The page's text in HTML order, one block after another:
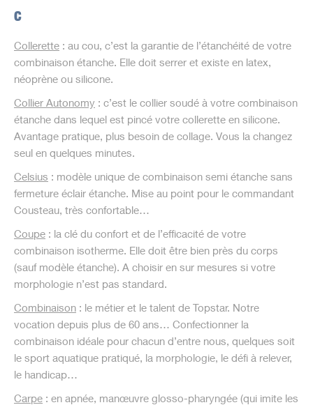
C
Collerette : au cou, c’est la garantie de l’étanchéité de votre
combinaison étanche. Elle doit serrer et existe en latex,
néoprène ou silicone.
Collier Autonomy : c’est le collier soudé à votre combinaison
étanche dans lequel est pincé votre collerette en silicone.
Avantage pratique, plus besoin de collage. Vous la changez
seul en quelques minutes.
Celsius : modèle unique de combinaison semi étanche sans
fermeture éclair étanche. Mise au point pour le commandant
Cousteau, très confortable…
Coupe : la clé du confort et de l’efficacité de votre
combinaison isotherme. Elle doit être bien près du corps
(sauf modèle étanche). A choisir en sur mesures si votre
morphologie n’est pas standard.
Combinaison : le métier et le talent de Topstar. Notre
vocation depuis plus de 60 ans… Confectionner la
combinaison idéale pour chacun d’entre nous, quelques soit
le sport aquatique pratiqué, la morphologie, le défi à relever,
le handicap…
Carpe : en apnée, manœuvre glosso-pharyngée (qui imite les